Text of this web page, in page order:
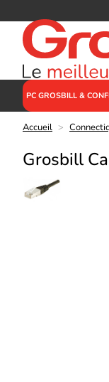
PC GROSBILL &
Accueil >
Grosbill